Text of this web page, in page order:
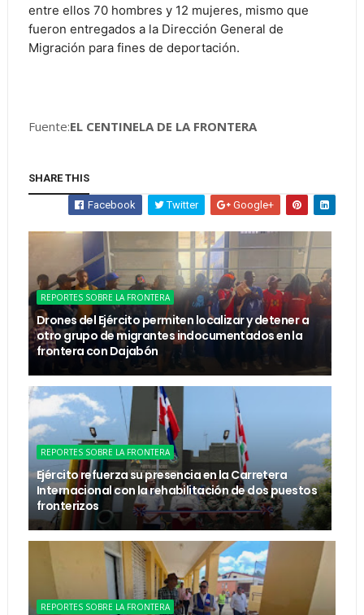
entre ellos 70 hombres y 12 mujeres, mismo que
fueron entregados a la Dirección General de
Migración para fines de deportación.
Fuente:EL CENTINELA DE LA FRONTERA
SHARE THIS
Facebook Twitter Google+
REPORTES SOBRE LA FRONTERA
Drones del Ejército permiten localizar y detener a
otro grupo de migrantes indocumentados en la
frontera con Dajabón
REPORTES SOBRE LA FRONTERA
Ejército refuerza su presencia en la Carretera
Internacional con la rehabilitación de dos puestos
fronterizos
REPORTES SOBRE LA FRONTERA